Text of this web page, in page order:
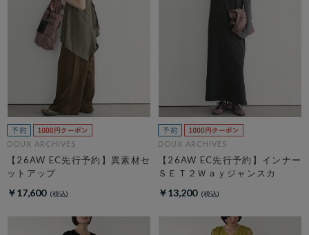
DOUX ARCHIVES
【26AW EC先行予約】異素材セ
ットアップ
￥17,600
DOUX ARCHIVES
【26AW EC先行予約】インナー
ＳＥＴ２Ｗａｙジャンスカ
￥13,200